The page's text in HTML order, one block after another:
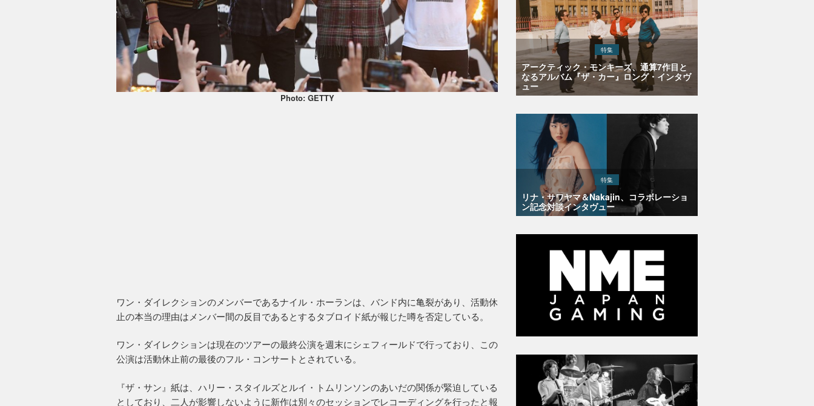
Photo: GETTY
ワン・ダイレクションのメンバーであるナイル・ホーランは、バンド内に亀裂があり、活動休
止の本当の理由はメンバー間の反目であるとするタブロイド紙が報じた噂を否定している。
ワン・ダイレクションは現在のツアーの最終公演を週末にシェフィールドで行っており、この
公演は活動休止前の最後のフル・コンサートとされている。
『ザ・サン』紙は、ハリー・スタイルズとルイ・トムリンソンのあいだの関係が緊迫している
としており、二人が影響しないように新作は別々のセッションでレコーディングを行ったと報
特集
アークティック・モンキーズ、通算7作目と
なるアルバム『ザ・カー』ロング・インタヴ
ュー
特集
リナ・サワヤマ＆Nakajin、コラボレーショ
ン記念対談インタヴュー